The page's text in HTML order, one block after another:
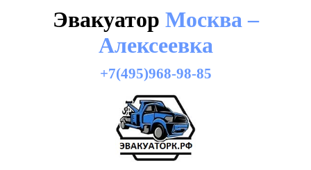
Эвакуатор Москва –
Алексеевка
+7(495)968-98-85